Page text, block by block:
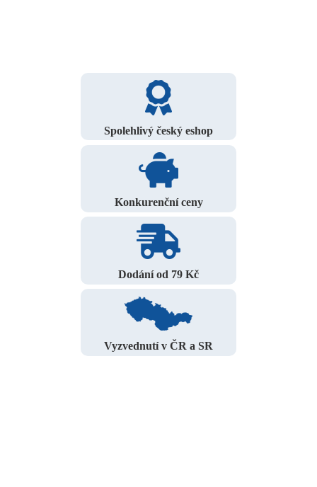
Spolehlivý český eshop
Konkurenční ceny
Dodání od 79 Kč
Vyzvednutí v ČR a SR